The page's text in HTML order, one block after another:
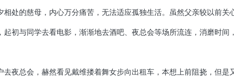
处的慈母，内心万分痛苦，无法适应孤独生活。虽然父亲较以前关
初与同学去看电影，渐渐地去酒吧、夜总会等场所流连，消磨时间
去夜总会，赫然看见戴维搂着舞女步向出租车，本想上前阻挠，但